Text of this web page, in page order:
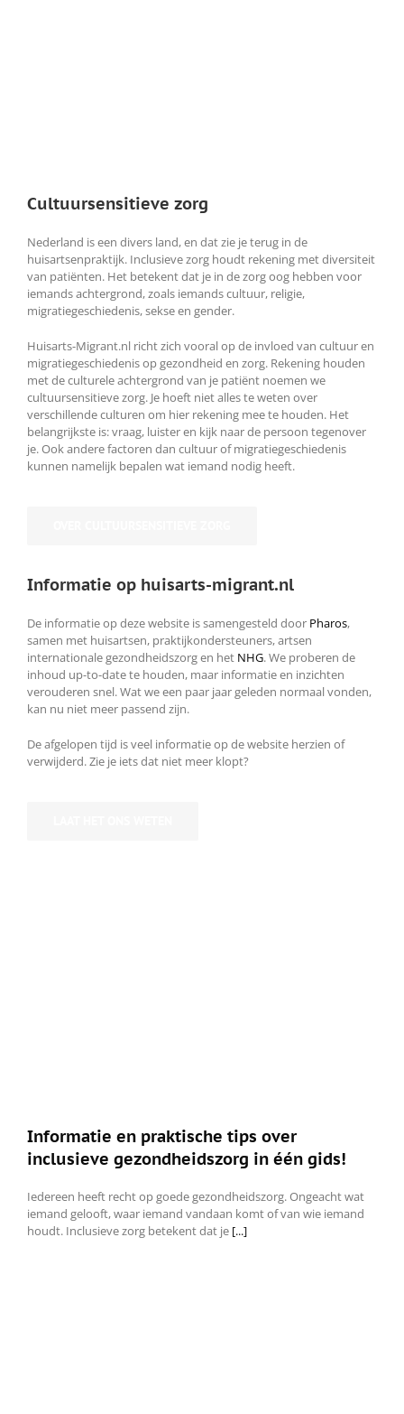
Cultuursensitieve zorg
Nederland is een divers land, en dat zie je terug in de
huisartsenpraktijk. Inclusieve zorg houdt rekening met diversiteit
van patiënten. Het betekent dat je in de zorg oog hebben voor
iemands achtergrond, zoals iemands cultuur, religie,
migratiegeschiedenis, sekse en gender.
Huisarts-Migrant.nl richt zich vooral op de invloed van cultuur en
migratiegeschiedenis op gezondheid en zorg. Rekening houden
met de culturele achtergrond van je patiënt noemen we
cultuursensitieve zorg. Je hoeft niet alles te weten over
verschillende culturen om hier rekening mee te houden. Het
belangrijkste is: vraag, luister en kijk naar de persoon tegenover
je. Ook andere factoren dan cultuur of migratiegeschiedenis
kunnen namelijk bepalen wat iemand nodig heeft.
Informatie op huisarts-migrant.nl
De informatie op deze website is samengesteld door Pharos,
samen met huisartsen, praktijkondersteuners, artsen
internationale gezondheidszorg en het NHG. We proberen de
inhoud up-to-date te houden, maar informatie en inzichten
verouderen snel. Wat we een paar jaar geleden normaal vonden,
kan nu niet meer passend zijn.
De afgelopen tijd is veel informatie op de website herzien of
verwijderd. Zie je iets dat niet meer klopt?
Informatie en praktische tips over
inclusieve gezondheidszorg in één gids!
Iedereen heeft recht op goede gezondheidszorg. Ongeacht wat
iemand gelooft, waar iemand vandaan komt of van wie iemand
houdt. Inclusieve zorg betekent dat je [...]